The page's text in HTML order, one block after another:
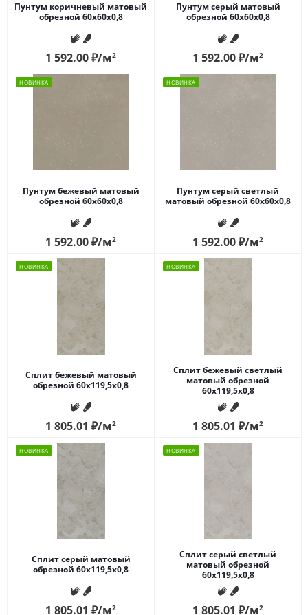
Пунтум коричневый матовый
обрезной 60x60x0,8
1 592.00₽/м2
Пунтум серый матовый
обрезной 60x60x0,8
1 592.00₽/м2
НОВИНКА
Пунтум бежевый матовый
обрезной 60x60x0,8
1 592.00₽/м2
НОВИНКА
Пунтум серый светлый
матовый обрезной 60x60x0,8
1 592.00₽/м2
НОВИНКА
Сплит бежевый матовый
обрезной 60x119,5x0,8
1 805.01 ₽/м2
НОВИНКА
Сплит бежевый светлый
матовый обрезной
60x119,5x0,8
1 805.01 ₽/м2
НОВИНКА
Сплит серый матовый
обрезной 60x119,5x0,8
1 805.01 ₽/м2
НОВИНКА
Сплит серый светлый
матовый обрезной
60x119,5x0,8
1 805.01 ₽/м2